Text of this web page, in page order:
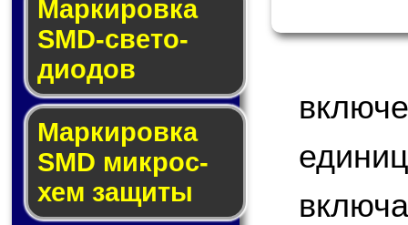
Маркировка
SMD-све­то­
дио­дов
Мар­ки­ров­ка
SMD мик­рос­
хем защиты